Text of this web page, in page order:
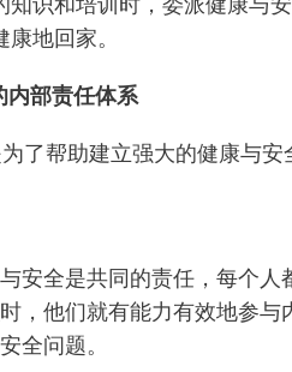
地回家。
内部责任体系
了帮助建立强大的健康与
安全是共同的责任，每个
，他们就有能力有效地参
全问题。